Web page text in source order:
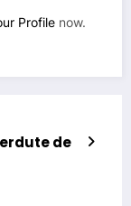
Profile now.
de